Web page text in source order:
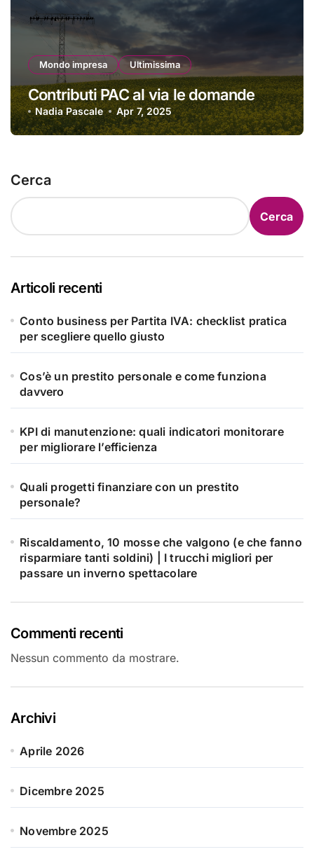
Mondo impresa Ultimissima
Contributi PAC al via le domande
Nadia Pascale Apr 7, 2025
Cerca
Cerca
Articoli recenti
Conto business per Partita IVA: checklist pratica
per scegliere quello giusto
Cos’è un prestito personale e come funziona
davvero
KPI di manutenzione: quali indicatori monitorare
per migliorare l’efficienza
Quali progetti finanziare con un prestito
personale?
Riscaldamento, 10 mosse che valgono (e che fanno
risparmiare tanti soldini) | I trucchi migliori per
passare un inverno spettacolare
Commenti recenti
Nessun commento da mostrare.
Archivi
Aprile 2026
Dicembre 2025
Novembre 2025